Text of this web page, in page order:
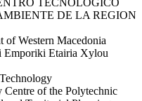
DE LA REGION
of Western Macedonia
Emporiki Etairia Xylou
of the Polytechnic